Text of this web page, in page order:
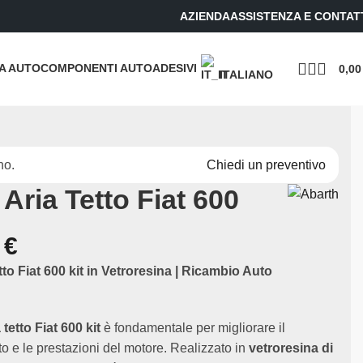
AZIENDAASSISTENZA E
AUTOCOMPONENTI AUTOADESIVI
ITALIANO
Chiedi un preventivo
Tetto Fiat 600
€
Fiat 600 kit in Vetroresina | Ricambio Auto
tetto Fiat 600 kitè fondamentale per migliorare il
e le prestazioni del motore. Realizzato invetroresina di